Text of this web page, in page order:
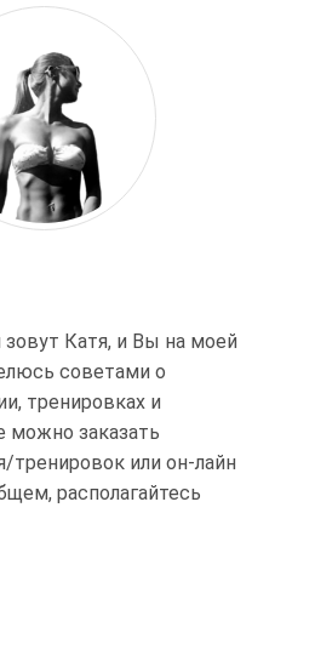
Катя, и Вы на моей
советами о
тренировках и
можно заказать
тренировок или он-лайн
располагайтесь